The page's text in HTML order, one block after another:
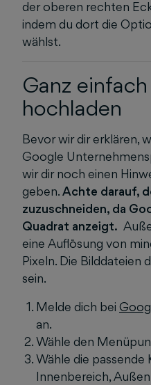
der oberen rechten
indem du dort die
wählst.
Ganz
hochladen
Bevor wir dir erklären,
Google
wir dir noch einen
geben.Achte darauf,
zuzuschneiden, da
Quadrat anzeigt.
eine Auflösung von
Pixeln. Die Bilddateien
sein.
Melde dich bei
an.
Wähle den
Wähle die passende
Innenbereich,